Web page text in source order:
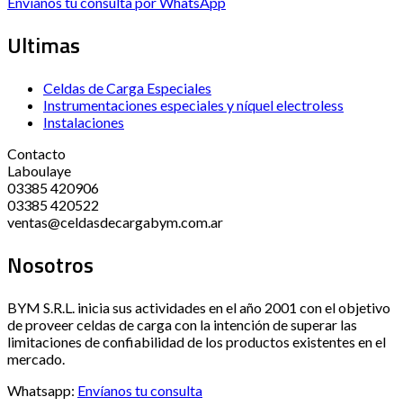
Ultimas
Celdas de Carga Especiales
Instrumentaciones especiales y níquel electroless
Instalaciones
Contacto
Laboulaye
03385 420906
03385 420522
ventas@celdasdecargabym.com.ar
Nosotros
BYM S.R.L. inicia sus actividades en el año 2001 con el objetivo
de proveer celdas de carga con la intención de superar las
limitaciones de confiabilidad de los productos existentes en el
mercado.
Whatsapp: Envíanos tu consulta